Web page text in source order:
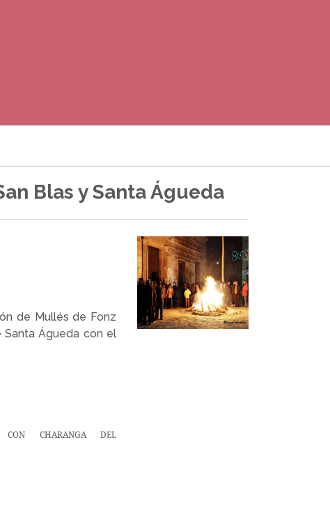
Blas y Santa Águeda
de Mullés de Fonz
Santa Águeda con el
CHARANGA DEL